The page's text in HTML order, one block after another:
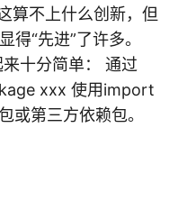
算不上什么创新，但
“先进”了许多。
十分简单： 通过
xxx 使用import
或第三方依赖包。